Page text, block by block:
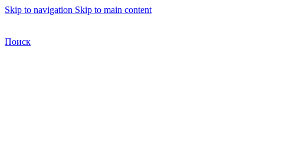
Skip to navigation Skip to main content
Поиск